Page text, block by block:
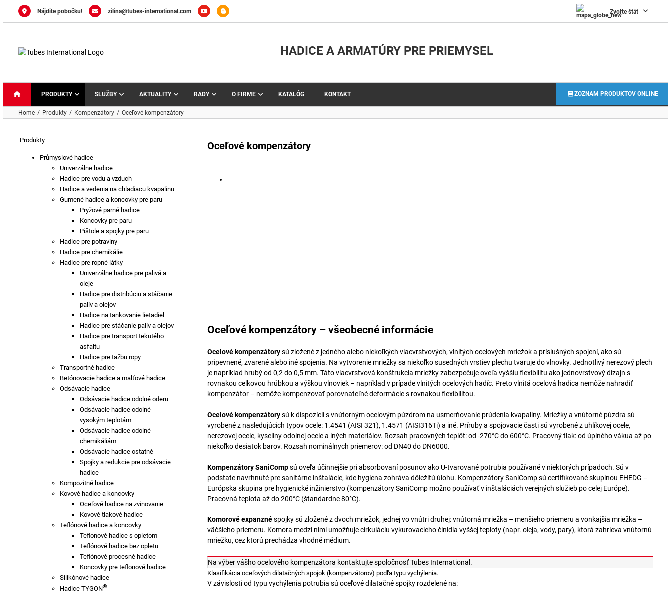
Nájdite pobočku! zilina@tubes-international.com Zvoľte štát
HADICE A ARMATÚRY PRE PRIEMYSEL
PRODUKTY SLUŽBY AKTUALITY RADY O FIRME KATALÓG KONTAKT ZOZNAM PRODUKTOV ONLINE
Home Produkty Kompenzátory Oceľové kompenzátory
Oceľové kompenzátory
Oceľové kompenzátory – všeobecné informácie
Ocelové kompenzátorysú zložené z jedného alebo niekoľkých viacvrstvových, vlnitých ocelových mriežok a príslušných spojení, ako sú
pripevnené, zvarené alebo iné spojenia. Na vytvorenie mriežky sa niekoľko susedných vrstiev plechu tvaruje do vlnovky. Jednotlivý nerezový plech
je napríklad hrubý od 0,2 do 0,5 mm. Táto viacvrstvová konštrukcia mriežky zabezpečuje oveľa vyššiu flexibilitu ako jednovrstvový dizajn s
rovnakou celkovou hrúbkou a výškou vlnoviek – napríklad v prípade vlnitých ocelových hadíc. Preto vlnitá ocelová hadica nemôže nahradiť
kompenzátor – nemôže kompenzovať porovnateľné deformácie s rovnakou flexibilitou.
Ocelové kompenzátorysú k dispozícii s vnútorným ocelovým púzdrom na usmerňovanie prúdenia kvapaliny. Mriežky a vnútorné púzdra sú
vyrobené z nasledujúcich typov ocele: 1.4541 (AISI 321), 1.4571 (AISI316Ti) a iné. Príruby a spojovacie časti sú vyrobené z uhlíkovej ocele,
nerezovej ocele, kyseliny odolnej ocele a iných materiálov. Rozsah pracovných teplôt: od -270°C do 600°C. Pracovný tlak: od úplného vákua až po
niekoľko desiatok barov. Rozsah nominálnych priemerov: od DN40 do DN6000.
Kompenzátory SaniCompsú oveľa účinnejšie pri absorbovaní posunov ako U-tvarované potrubia používané v niektorých prípadoch. Sú v
podstate navrhnuté pre sanitárne inštalácie, kde hygiena zohráva dôležitú úlohu. Kompenzátory SaniComp sú certifikované skupinou EHEDG –
Európska skupina pre hygienické inžinierstvo (kompenzátory SaniComp možno používať v inštaláciách verejných služieb po celej Európe).
Pracovná teplota až do 200°C (štandardne 80°C).
Komorové expanznéspojky sú zložené z dvoch mriežok, jednej vo vnútri druhej: vnútorná mriežka – menšieho priemeru a vonkajšia mriežka –
väčšieho priemeru. Komora medzi nimi umožňuje cirkuláciu vykurovacieho činidla vyššej teploty (napr. oleja, vody, pary), ktorá zahrieva vnútornú
mriežku, cez ktorú prechádza vhodné médium.
Na výber vášho ocelového kompenzátora kontaktujte spoločnosť Tubes International.
Klasifikácia oceľových dilatačných spojok (kompenzátorov) podľa typu vychýlenia.
V závislosti od typu vychýlenia potrubia sú oceľové dilatačné spojky rozdelené na:
Produkty
Průmyslové hadice
Univerzálne hadice
Hadice pre vodu a vzduch
Hadice a vedenia na chladiacu kvapalinu
Gumené hadice a koncovky pre paru
Pryžové parné hadice
Koncovky pre paru
Pištole a spojky pre paru
Hadice pre potraviny
Hadice pre chemikálie
Hadice pre ropné látky
Univerzálne hadice pre palivá a
oleje
Hadice pre distribúciu a stáčanie
palív a olejov
Hadice na tankovanie lietadiel
Hadice pre stáčanie palív a olejov
Hadice pre transport tekutého
asfaltu
Hadice pre tažbu ropy
Transportné hadice
Betónovacie hadice a malťové hadice
Odsávacie hadice
Odsávacie hadice odolné oderu
Odsávacie hadice odolné
vysokým teplotám
Odsávacie hadice odolné
chemikáliám
Odsávacie hadice ostatné
Spojky a redukcie pre odsávacie
hadice
Kompozitné hadice
Kovové hadice a koncovky
Oceľové hadice na zvinovanie
Kovové tlakové hadice
Teflónové hadice a koncovky
Teflonové hadice s opletom
Teflónové hadice bez opletu
Teflónové procesné hadice
Koncovky pre teflonové hadice
Silikónové hadice
Hadice TYGON®